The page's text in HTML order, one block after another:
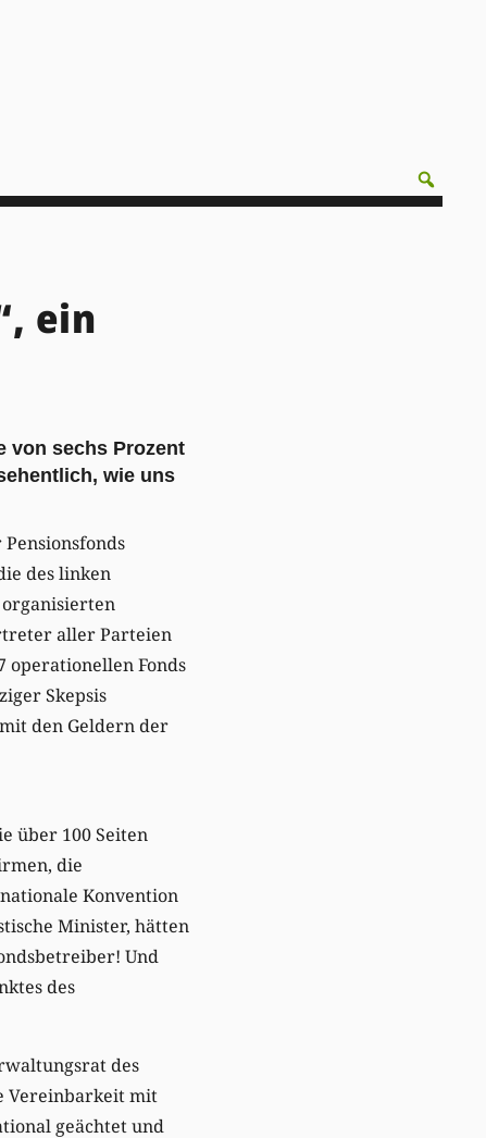
ein
von sechs Prozent
wie uns
des linken
organisierten
aller Parteien
operationellen Fonds
Skepsis
den Geldern der
über 100 Seiten
die
Konvention
Minister, hätten
Und
des
des
Vereinbarkeit mit
geächtet und